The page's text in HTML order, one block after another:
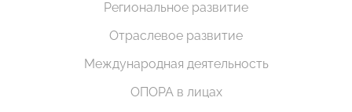
Региональное развитие
Отраслевое развитие
Международная деятельность
ОПОРА в лицах